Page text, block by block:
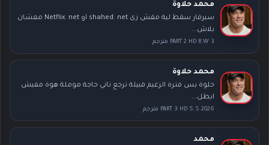
محمد حلاوة
سيرفار سقط لية مقش زى shahed. net او Netflix. net معشان
بلاش...
PART 2 HD R.W 3 مترجم
محمد حلاوة
حلوة بس فترة الزعيم قبيلة ترجع تاني حاجة موملة هوة مفيش
ابطل...
PART 3 HD S.S 2026 مترجم
محمد